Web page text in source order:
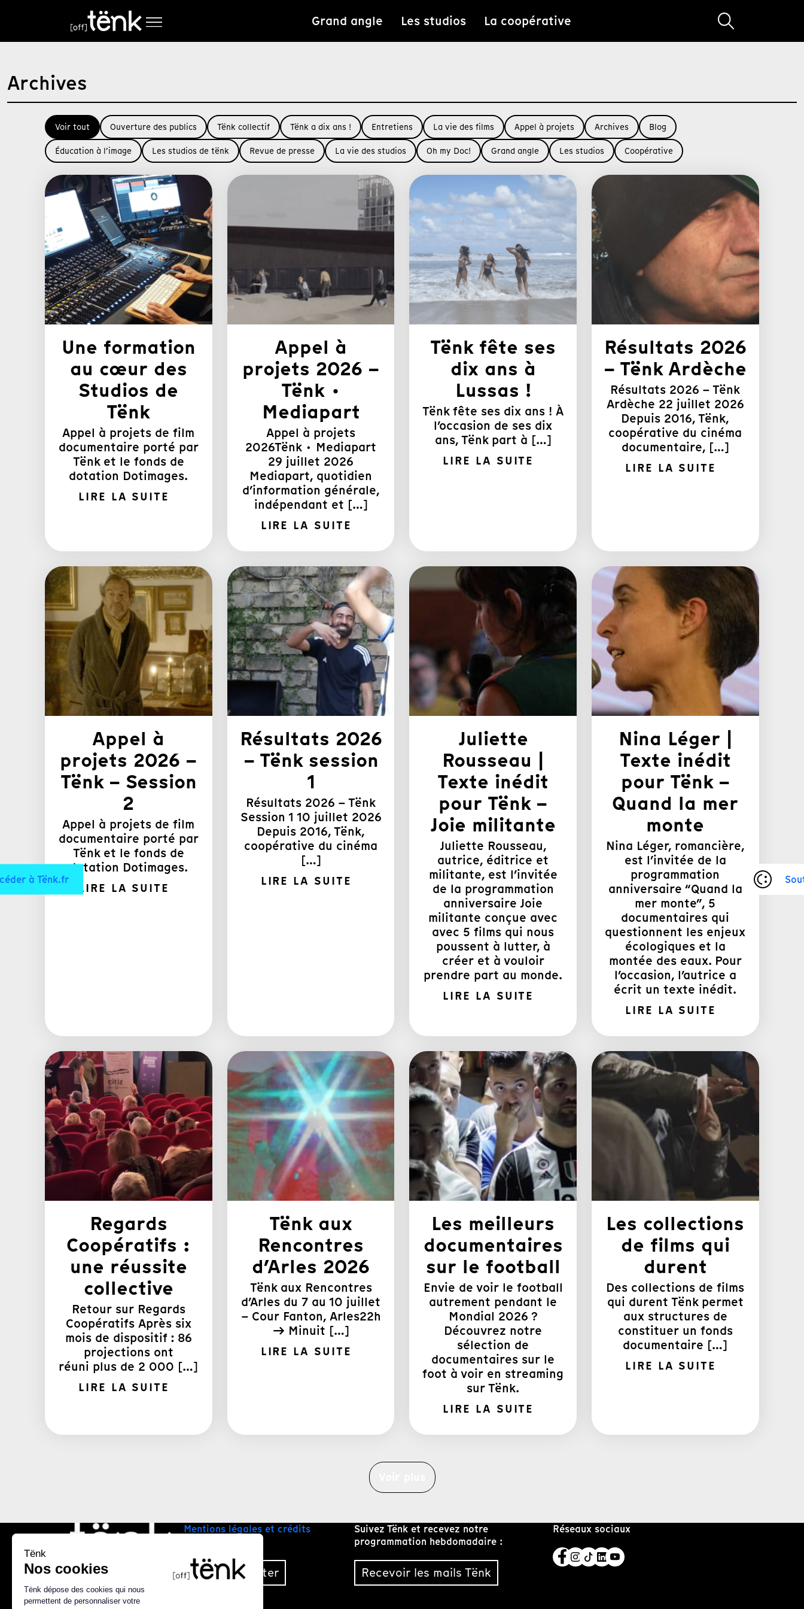
Grand angle Les studios La coopérative
à Tënk.fr
Archives
Voir tout Ouverture des publics Tënk collectif Tënk a dix ans ! Entretiens La vie des films Appel à projets Archives
Blog
Éducation à l’image
Les studios de tënk Revue de presse La vie des studios Oh my Doc! Grand angle Les studios Coopérative
Une formation
au cœur des
Studios de
Tënk
Appel à projets de film
documentaire porté par
Tënk et le fonds de
dotation Dotimages.
LIRE LA SUITE
Appel à
projets 2026 –
Tënk ·
Mediapart
Appel à projets
2026Tënk · Mediapart
29 juillet 2026
Mediapart, quotidien
d’information générale,
indépendant et […]
LIRE LA SUITE
Tënk fête ses
dix ans à
Lussas !
Tënk fête ses dix ans ! À
l’occasion de ses dix
ans, Tënk part à […]
LIRE LA SUITE
Résultats 2026
– Tënk Ardèche
Résultats 2026 – Tënk
Ardèche 22 juillet 2026
Depuis 2016, Tënk,
coopérative du cinéma
documentaire, […]
LIRE LA SUITE
Appel à
projets 2026 –
Tënk – Session
2
Appel à projets de film
documentaire porté par
Tënk et le fonds de
dotation Dotimages.
LIRE LA SUITE
Résultats 2026
– Tënk session
1
Résultats 2026 – Tënk
Session 1 10 juillet 2026
Depuis 2016, Tënk,
coopérative du cinéma
[…]
LIRE LA SUITE
Juliette
Rousseau |
Texte inédit
pour Tënk –
Joie militante
Juliette Rousseau,
autrice, éditrice et
militante, est l’invitée
de la programmation
anniversaire Joie
militante conçue avec
avec 5 films qui nous
poussent à lutter, à
créer et à vouloir
prendre part au monde.
LIRE LA SUITE
Nina Léger |
Texte inédit
pour Tënk –
Quand la mer
monte
Nina Léger, romancière,
est l’invitée de la
programmation
anniversaire “Quand la
mer monte”, 5
documentaires qui
questionnent les enjeux
écologiques et la
montée des eaux. Pour
l’occasion, l’autrice a
écrit un texte inédit.
LIRE LA SUITE
Regards
Coopératifs :
une réussite
collective
Retour sur Regards
Coopératifs Après six
mois de dispositif : 86
projections ont
réuni plus de 2 000 […]
LIRE LA SUITE
Tënk aux
Rencontres
d’Arles 2026
Tënk aux Rencontres
d’Arles du 7 au 10 juillet
– Cour Fanton, Arles22h
→ Minuit […]
LIRE LA SUITE
Les meilleurs
documentaires
sur le football
Envie de voir le football
autrement pendant le
Mondial 2026 ?
Découvrez notre
sélection de
documentaires sur le
foot à voir en streaming
sur Tënk.
LIRE LA SUITE
Les collections
de films qui
durent
Des collections de films
qui durent Tënk permet
aux structures de
constituer un fonds
documentaire […]
LIRE LA SUITE
Mentions légales et crédits
Nous contacter
Suivez Tënk et recevez notre
programmation hebdomadaire :
Recevoir les mails Tënk
Réseaux sociaux